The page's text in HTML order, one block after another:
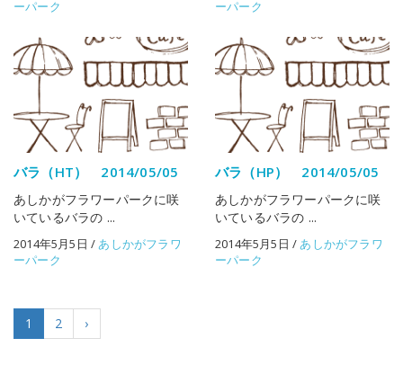
ーパーク
ーパーク
バラ（HT） 2014/05/05
あしかがフラワーパークに咲
いているバラの ...
2014年5月5日 /あしかがフラワ
ーパーク
バラ（HP） 2014/05/05
あしかがフラワーパークに咲
いているバラの ...
2014年5月5日 /あしかがフラワ
ーパーク
1 2 ›